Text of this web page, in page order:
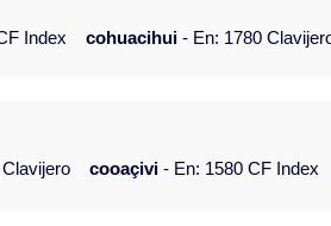
Index cohuacihui- En: 1780
cooaçivi - En: 1580 CF Index